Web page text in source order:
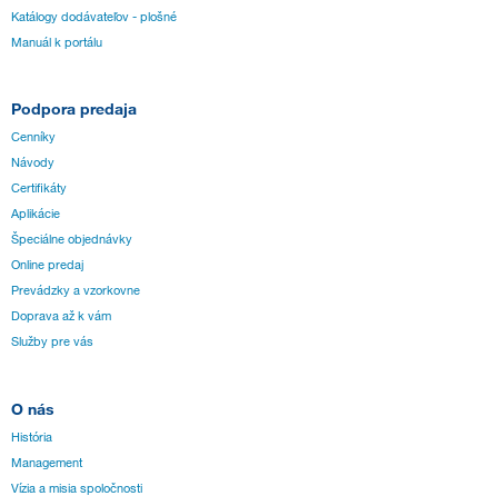
Katálogy dodávateľov - plošné
Manuál k portálu
Podpora predaja
Cenníky
Návody
Certifikáty
Aplikácie
Špeciálne objednávky
Online predaj
Prevádzky a vzorkovne
Doprava až k vám
Služby pre vás
O nás
História
Management
Vízia a misia spoločnosti